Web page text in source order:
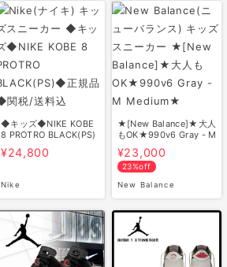
◆キッズ◆NIKE KOBE
8 PROTRO BLACK(PS)
◆正規品◆関…
¥24,800
Nike
★[New Balance]★大人
もOK★990v6 Gray - M
Medium★
¥23,000
23%off
New Balance